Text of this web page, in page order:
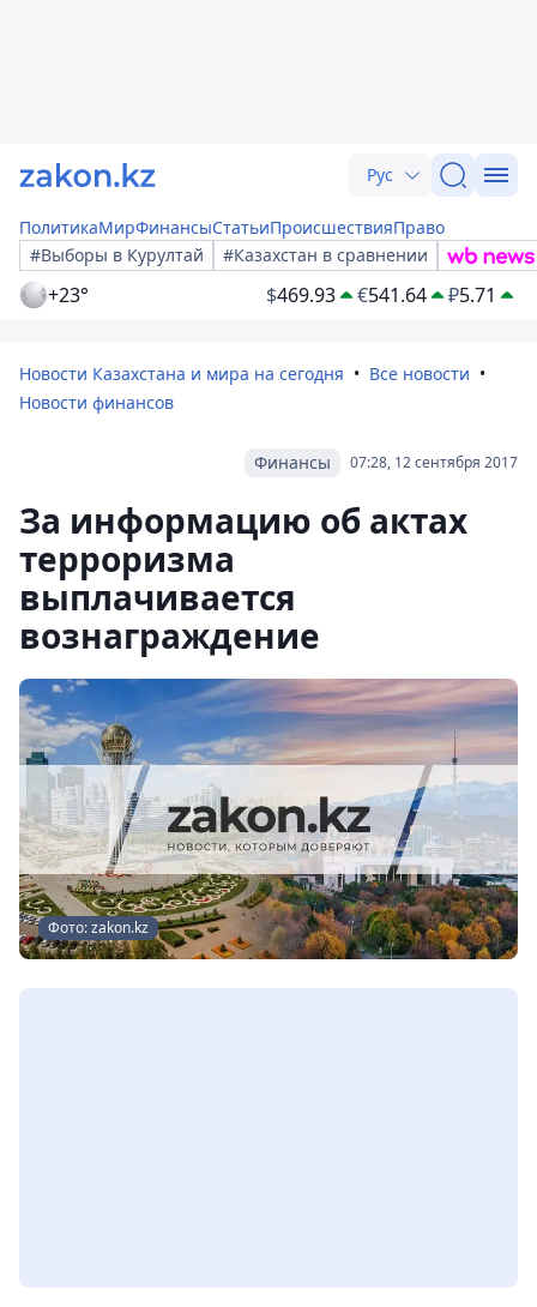
Рус
ПолитикаМирФинансыСтатьиПроисшествияПраво
#Выборы в Курултай
#Казахстан в сравнении
+23° $469.93 €541.64 ₽5.71
Новости Казахстана и мира на сегодня
Все новости
Новости финансов
07:28, 12 сентября 2017
Финансы
За информацию об актах
терроризма
выплачивается
вознаграждение
Фото: zakon.kz